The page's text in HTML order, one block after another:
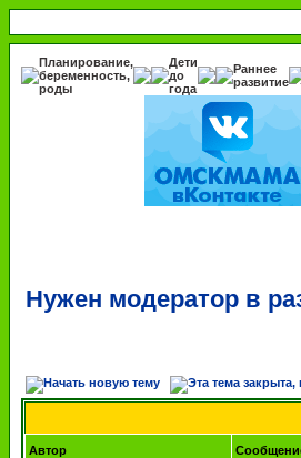
Планирование,
беременность,
роды
Дети
до
года
Раннее
развитие
Нужен модератор в
Автор